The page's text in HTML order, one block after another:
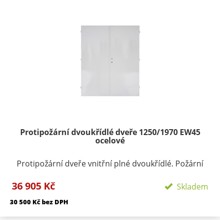
Protipožární dvoukřídlé dveře 1250/1970 EW45
ocelové
Protipožární dveře vnitřní plné dvoukřídlé. Požární
ocelové plechy tloušťky 1,2 mm z obou stran. Výplň
odolnosti výztužný ocelový rám.
36 905 Kč Skladem
30 500 Kč bez DPH